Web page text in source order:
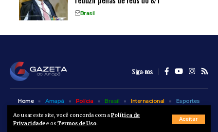
Ao usar este site, você concorda com aPolítica de
Privacidadee os Termos de Uso.
Aceitar
Brasil
Siga-nos
© A Gazeta do Amapá - 2025. Todos os direitos reservados.
Home Amapá Polícia Brasil Internacional
Esportes
Bem Estar
Entretenimento